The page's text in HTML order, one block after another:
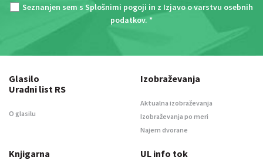
Seznanjen sem s Splošnimi pogoji in z Izjavo o varstvu osebnih
podatkov. *
Glasilo
Uradni list RS
O glasilu
Izobraževanja
Aktualna izobraževanja
Izobraževanja po meri
Najem dvorane
Knjigarna UL info tok